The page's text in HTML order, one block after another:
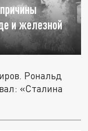
и железной
Рональд
«Сталина